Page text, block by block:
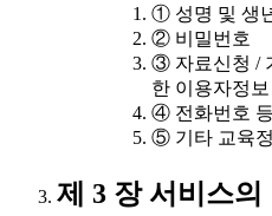
① 성명 및 생
② 비밀번호
③ 자료신청 /
한 이용자정보
④ 전화번호
⑤ 기타 교육
제 3 장 서비스의